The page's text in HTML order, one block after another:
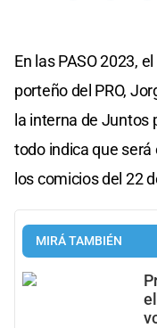
En las PASO 2023,
porteño del PRO,
la interna de Juntos
todo indica que
los comicios del 22
MIRÁ TAMBIÉN